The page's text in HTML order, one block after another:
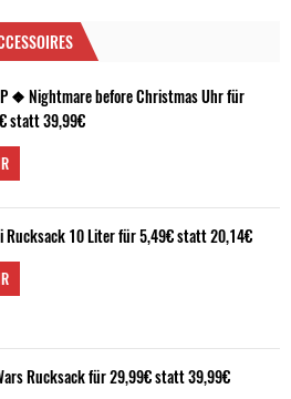
❖ Nightmare before Christmas Uhr für
statt 39,99€
Rucksack 10 Liter für 5,49€ statt 20,14€
Rucksack für 29,99€ statt 39,99€